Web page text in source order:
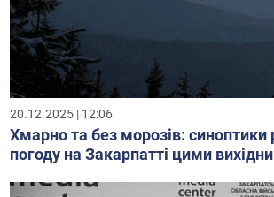
20.12.2025 | 12:06
Хмарно та без морозів: синоптики
погоду на Закарпатті цими